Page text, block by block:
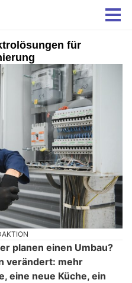
für
planen einen Umbau?
verändert: mehr
eine neue Küche, ein